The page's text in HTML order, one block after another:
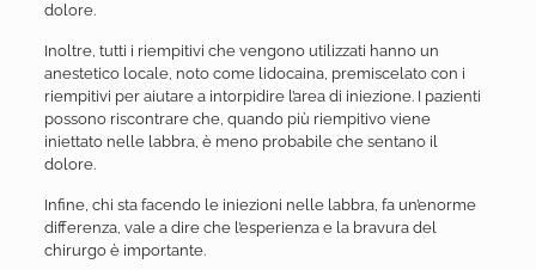
dolore.
Inoltre, tutti i riempitivi che vengono utilizzati hanno un
anestetico locale, noto come lidocaina, premiscelato con i
riempitivi per aiutare a intorpidire l’area di iniezione. I pazienti
possono riscontrare che, quando più riempitivo viene
iniettato nelle labbra, è meno probabile che sentano il
dolore.
Infine, chi sta facendo le iniezioni nelle labbra, fa un’enorme
differenza, vale a dire che l’esperienza e la bravura del
chirurgo è importante.